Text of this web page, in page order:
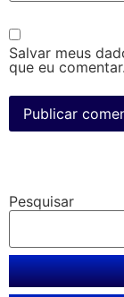
Salvar meus
que eu comentar.
Pesquisar